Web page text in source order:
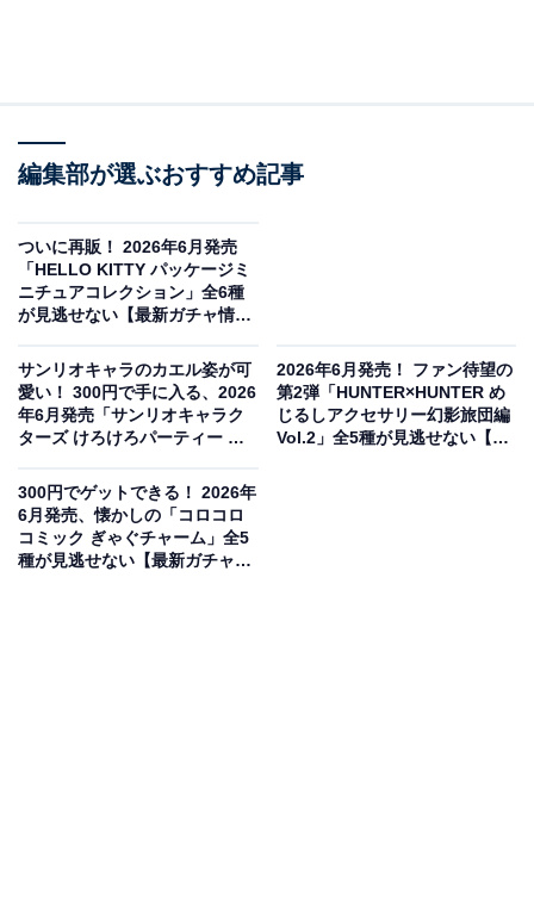
トイズスピリッツから2026年6月に発売される「メゾピ
アノ アクセサリーコレクション」（税込500円）。全5種
編集部が選ぶおすすめ記事
ついに再販！ 2026年6月発売
「HELLO KITTY パッケージミ
ニチュアコレクション」全6種
が見逃せない【最新ガチャ情
サンリオキャラのカエル姿が可
愛い！ 300円で手に入る、2026
年6月発売「サンリオキャラク
ターズ けろけろパーティー め
見逃せない【最新ガチャ情報】
2026年6月発売！ ファン待望の
第2弾「HUNTER×HUNTER め
じるしアクセサリー幻影旅団編
Vol.2」全5種が見逃せない【最
300円でゲットできる！ 2026年
6月発売、懐かしの「コロコロ
コミック ぎゃぐチャーム」全5
種が見逃せない【最新ガチャ情